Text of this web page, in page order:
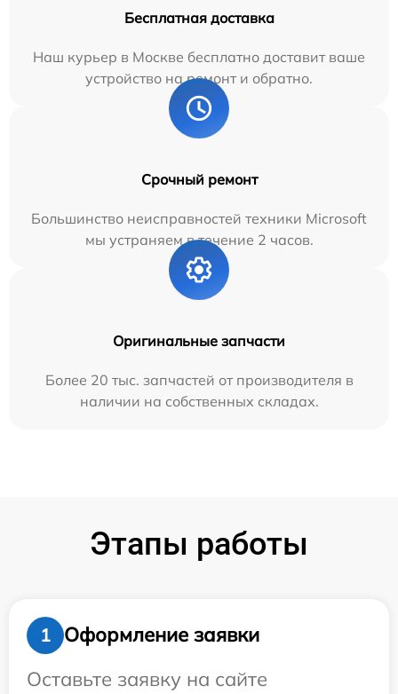
Бесплатная доставка
Наш курьер в Москве бесплатно доставит ваше
устройство на ремонт и обратно.
Срочный ремонт
Большинство неисправностей техники Microsoft
мы устраняем в течение 2 часов.
Оригинальные запчасти
Более 20 тыс. запчастей от производителя в
наличии на собственных складах.
Этапы работы
1
Оформление заявки
Оставьте заявку на сайте